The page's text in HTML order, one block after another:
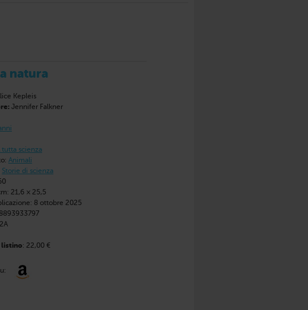
natura
Kepleis
Jennifer Falkner
tutta scienza
Animali
Storie di scienza
21,6 × 25,5
8 ottobre 2025
listino: 22,00 €